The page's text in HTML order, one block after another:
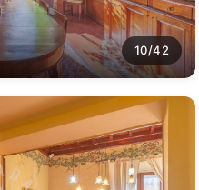
10/42